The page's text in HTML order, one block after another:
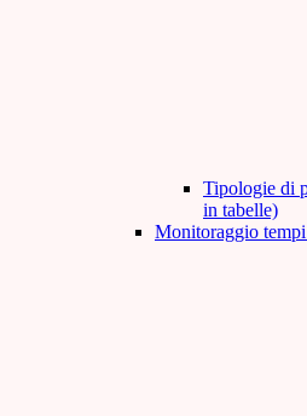
Tipologie di
in tabelle)
Monitoraggio